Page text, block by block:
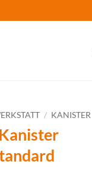
/ KANISTER